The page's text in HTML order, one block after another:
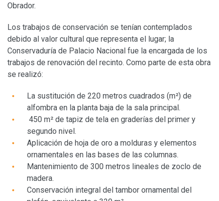
Obrador.
Los trabajos de conservación se tenían contemplados
debido al valor cultural que representa el lugar; la
Conservaduría de Palacio Nacional fue la encargada de los
trabajos de renovación del recinto. Como parte de esta obra
se realizó:
La sustitución de 220 metros cuadrados (m²) de
alfombra en la planta baja de la sala principal.
450 m² de tapiz de tela en graderías del primer y
segundo nivel.
Aplicación de hoja de oro a molduras y elementos
ornamentales en las bases de las columnas.
Mantenimiento de 300 metros lineales de zoclo de
madera.
Conservación integral del tambor ornamental del